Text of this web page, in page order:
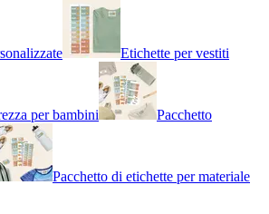
Etichette per vestiti
per bambini Pacchetto
Pacchetto di etichette per materiale